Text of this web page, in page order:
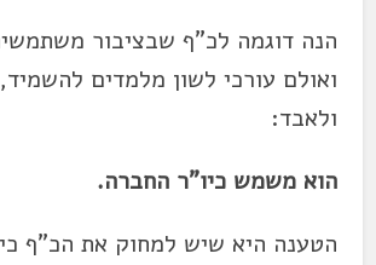
הנה דוגמה לכ"ף שבציבור
ואולם עורכי לשון מלמדים
ולאבד:
הוא משמש כיו"ר החברה.
הטענה היא שיש למחוק את הכ"ף כי